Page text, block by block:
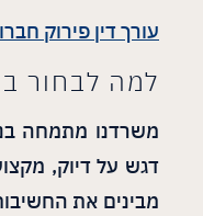
עורך דין פירוק
למה לבחור
משרדנו מתמחה
דגש על דיוק,
מבינים את